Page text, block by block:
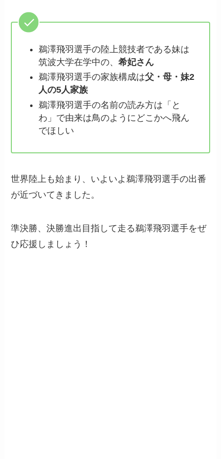
鵜澤飛羽選手の陸上競技者である妹は
筑波大学在学中の、希妃さん
鵜澤飛羽選手の家族構成は父・母・妹2
人の5人家族
鵜澤飛羽選手の名前の読み方は「と
わ」で由来は鳥のようにどこかへ飛ん
でほしい
世界陸上も始まり、いよいよ鵜澤飛羽選手の出番
が近づいてきました。
準決勝、決勝進出目指して走る鵜澤飛羽選手をぜ
ひ応援しましょう！